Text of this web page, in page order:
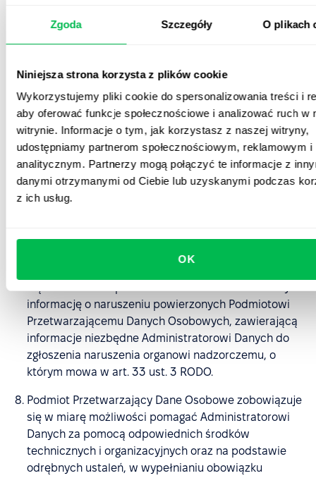
Zgoda Szczegóły O plikach
Niniejsza strona korzysta z plików cookie
Wykorzystujemy pliki cookie do spersonalizowania treści i
aby oferować funkcje społecznościowe i analizować ruch w
witrynie. Informacje o tym, jak korzystasz z naszej witryny,
udostępniamy partnerom społecznościowym, reklamowym i
analitycznym. Partnerzy mogą połączyć te informacje z
danymi otrzymanymi od Ciebie lub uzyskanymi podczas
z ich usług.
OK
dostępne mu informacje, pomóc Administratorowi
Przetwarzający Dane Osobowe zobowiązuje się do
przekazania Administratorowi Danych
wystarczających informacji oraz wykonania jego
poleceń dotyczących sposobów zabezpieczenia
powierzonych Danych Osobowych, naruszeń Danych
Osobowych będących przedmiotem RODO oraz
powiadomienia organu nadzorczego lub osób, którym
dane osobowe dotyczą, pomocy w przeprowadzaniu
i wdrażaniu zaleceń tego organu.
informację o naruszeniu powierzonych Podmiotowi
Przetwarzającemu Danych Osobowych, zawierającą
informacje niezbędne Administratorowi Danych do
zgłoszenia naruszenia organowi nadzorczemu, o
którym mowa w art. 33 ust. 3 RODO.
Podmiot Przetwarzający Dane Osobowe zobowiązuje
się w miarę możliwości pomagać Administratorowi
Danych za pomocą odpowiednich środków
technicznych i organizacyjnych oraz na podstawie
odrębnych ustaleń, w wypełnianiu obowiązku